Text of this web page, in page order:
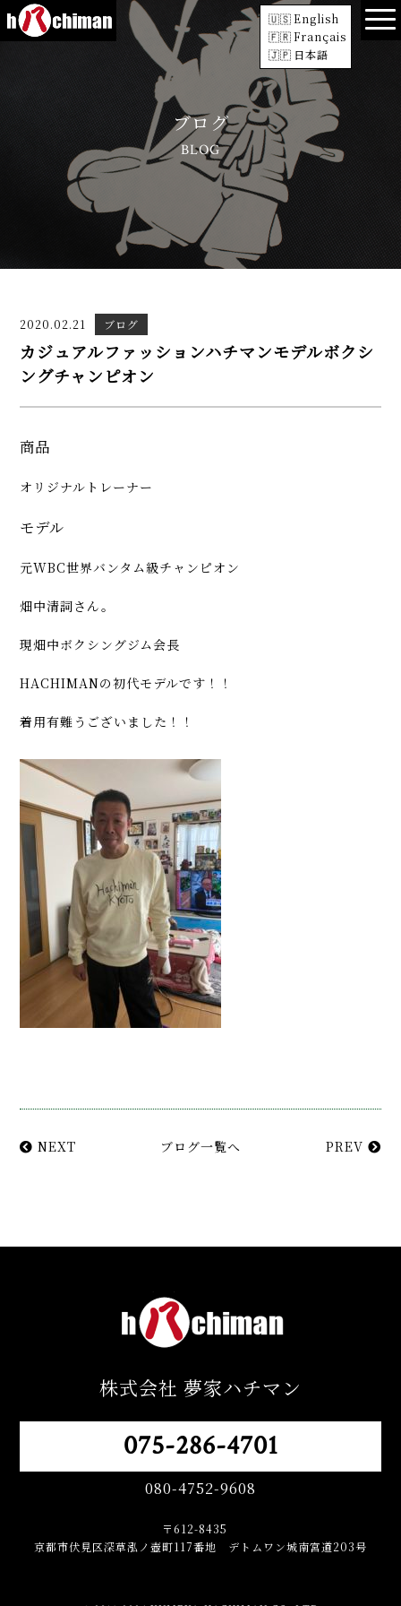
English
Français
日本語
ブログ
BLOG
2020.02.21 ブログ
カジュアルファッションハチマンモデルボクシ
ングチャンピオン
商品
オリジナルトレーナー
モデル
元WBC世界バンタム級チャンピオン
畑中清詞さん。
現畑中ボクシングジム会長
HACHIMANの初代モデルです！！
着用有難うございました！！
NEXT ブログ一覧へ PREV
株式会社 夢家ハチマン
075-286-4701
080-4752-9608
〒612-8435
京都市伏見区深草泓ノ壺町117番地 デトムワン城南宮道203号